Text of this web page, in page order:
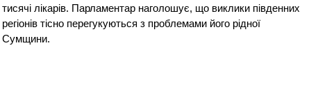
тисячі лікарів. Парламентар наголошує, що виклики південних
регіонів тісно перегукуються з проблемами його рідної
Сумщини.